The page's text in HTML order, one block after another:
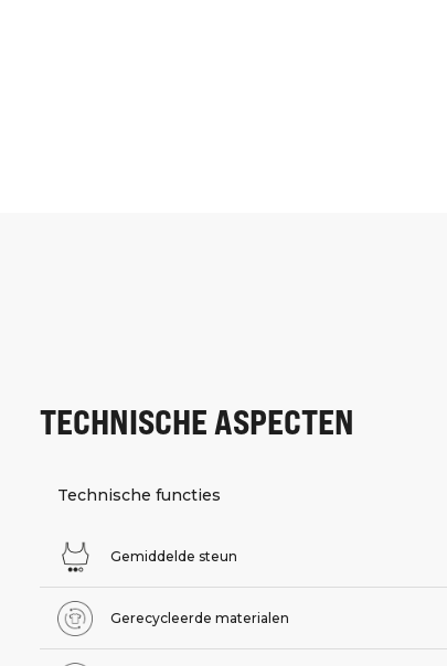
TECHNISCHE ASPECTEN
Technische functies
Gemiddelde steun
Gerecycleerde materialen